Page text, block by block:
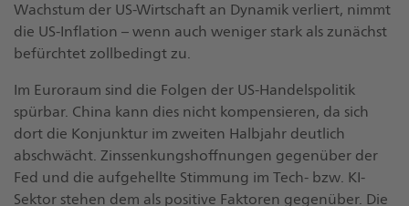
Wachstum der US-Wirtschaft an Dynamik verliert, nimmt
die US-Inflation – wenn auch weniger stark als zunächst
befürchtet zollbedingt zu.
Im Euroraum sind die Folgen der US-Handelspolitik
spürbar. China kann dies nicht kompensieren, da sich
dort die Konjunktur im zweiten Halbjahr deutlich
abschwächt. Zinssenkungshoffnungen gegenüber der
Fed und die aufgehellte Stimmung im Tech- bzw. KI-
Sektor stehen dem als positive Faktoren gegenüber. Die